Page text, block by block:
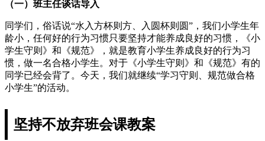
（一）班主任谈话导入
同学们，俗话说“水入方杯则方、入圆杯则圆”，我们小学生年
龄小，任何好的行为习惯只要坚持才能养成良好的习惯，《小
学生守则》和《规范》，就是教育小学生养成良好的行为习
惯，做一名合格小学生。对于《小学生守则》和《规范》有的
同学已经会背了。今天，我们就继续“学习守则、规范做合格
小学生”的活动。
坚持不放弃班会课教案